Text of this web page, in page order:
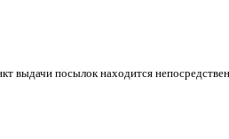
посылок находится